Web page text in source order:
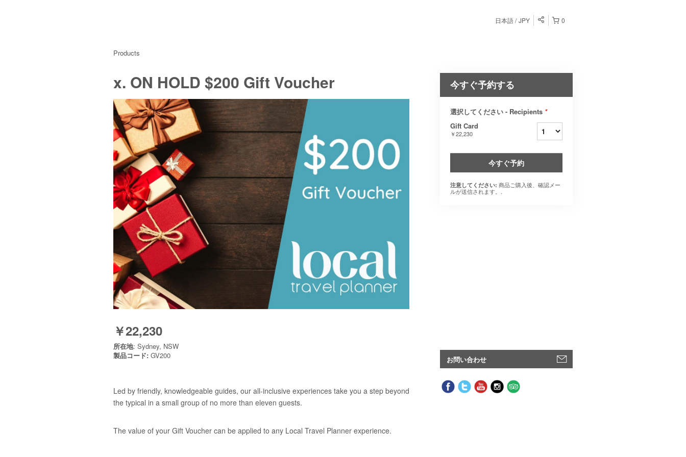
0
日本語 JPY
Products
x. ON HOLD $200 Gift Voucher
￥22,230
所在地: Sydney, NSW
製品コード: GV200
Led by friendly, knowledgeable guides, our all-inclusive experiences take you a step beyond
the typical in a small group of no more than eleven guests.
The value of your Gift Voucher can be applied to any Local Travel Planner experience.
今すぐ予約する
選択してください - Recipients *
Gift Card
￥22,230
今すぐ予約
注意してください: 商品ご購入後、確認メー
ルが送信されます。.
お問い合わせ